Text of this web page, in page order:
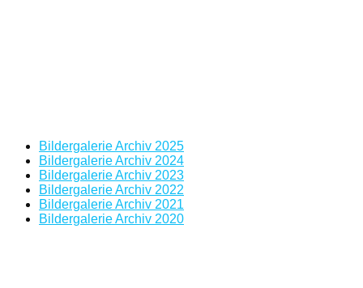
Bildergalerie Archiv 2025
Bildergalerie Archiv 2024
Bildergalerie Archiv 2023
Bildergalerie Archiv 2022
Bildergalerie Archiv 2021
Bildergalerie Archiv 2020